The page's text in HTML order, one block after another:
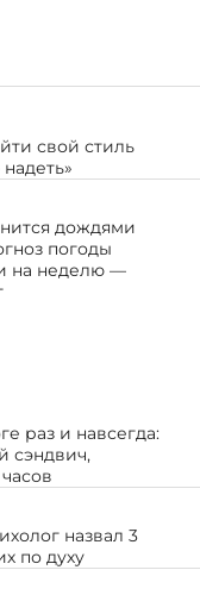
свой стиль
дождями
погоды
на неделю —
раз и навсегда:
сэндвич,
назвал 3
по духу